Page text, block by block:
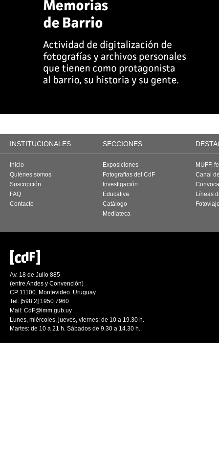
INSTITUCIONALES SECCIONES
Inicio
Quiénes somos
Suscripción
FAQ
Contacto
Exposiciones
Fotografías del CdF
Investigación
Educativa
Catálogo
Mediateca
MUFF,
Canal
Líneas
Av. 18 de Julio 885
(entre Andes y Convención)
CP 11100. Montevideo. Uruguay
Tel: [598 2] 1950 7960
Mail: CdF@imm.gub.uy
Lunes, miércoles, jueves, viernes: de 10 a 19.30 h.
Martes: de 10 a 21 h. Sábados de 9.30 a 14.30 h.